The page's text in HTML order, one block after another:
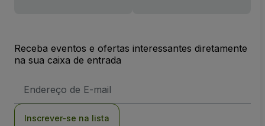
Receba eventos e ofertas interessantes diretamente
na sua caixa de entrada
de
Inscrever-se na lista